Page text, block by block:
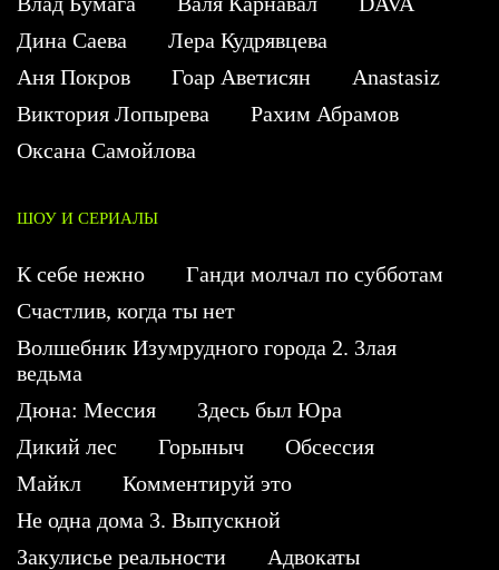
Дина Саева
Лера Кудрявцева
Аня Покров
Гоар Аветисян
Anastasiz
Виктория Лопырева
Рахим Абрамов
Оксана Самойлова
ШОУ И СЕРИАЛЫ
К себе нежно
Ганди молчал по субботам
Счастлив, когда ты нет
Волшебник Изумрудного города 2. Злая
ведьма
Дюна: Мессия
Здесь был Юра
Дикий лес
Горыныч
Обсессия
Майкл
Комментируй это
Не одна дома 3. Выпускной
Закулисье реальности
Адвокаты